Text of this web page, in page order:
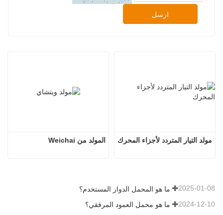
ارسل
المولد من Weichai مولد التيار المتردد لأجزاء المحرك
ما هو المحمل الدوار المستخدم؟ 2025-01-08
ما هو محمل العمود المرفقي؟ 2024-12-10